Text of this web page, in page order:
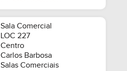
Sala Comercial
LOC 227
Centro
Carlos Barbosa
Salas Comerciais